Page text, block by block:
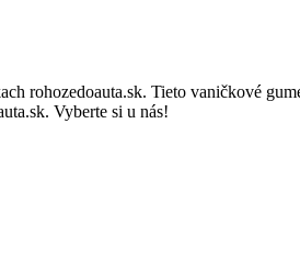
rohozedoauta.sk. Tieto vaničkové
Vyberte si u nás!